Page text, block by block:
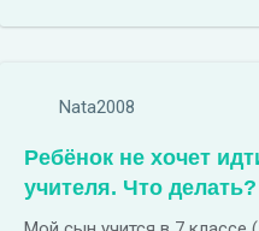
Nata2008
Ребёнок не хочет
учителя. Что делать?